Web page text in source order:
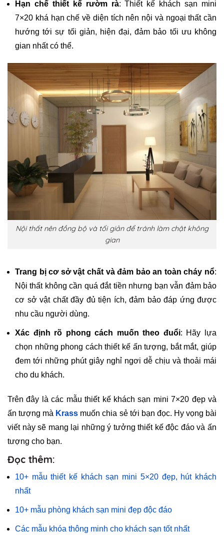
Hạn chế thiết kế rườm rà: Thiết kế khách sạn mini
7×20 khá hạn chế về diện tích nên nội và ngoại thất cần
hướng tới sự tối giản, hiện đại, đảm bảo tối ưu không
gian nhất có thể.
Nội thất nên đồng bộ và tối giản để tránh làm chật không
gian
Trang bị cơ sở vật chất và đảm bảo an toàn cháy nổ:
Nội thất không cần quá đắt tiền nhưng bạn vẫn đảm bảo
cơ sở vật chất đầy đủ tiện ích, đảm bảo đáp ứng được
nhu cầu người dùng.
Xác định rõ phong cách muốn theo đuổi: Hãy lựa
chọn những phong cách thiết kế ấn tượng, bắt mắt, giúp
đem tới những phút giây nghỉ ngơi dễ chịu và thoải mái
cho du khách.
Trên đây là các mẫu thiết kế khách sạn mini 7×20 đẹp và
ấn tượng mà Krass muốn chia sẻ tới bạn đọc. Hy vọng bài
viết này sẽ mang lại những ý tưởng thiết kế độc đáo và ấn
tượng cho bạn.
Đọc thêm:
10+ mẫu thiết kế khách sạn mini 5×20 đẹp, hút khách
nhất
10+ mẫu phòng khách sạn mini đẹp độc đáo
Các mẫu khóa thông minh cho khách sạn tốt nhất